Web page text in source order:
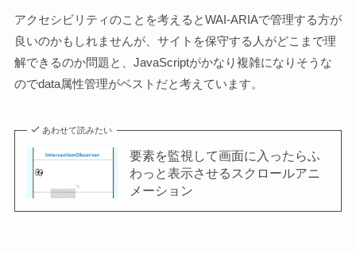
アクセシビリティのことを考えるとWAI-ARIAで管理する方が
良いのかもしれませんが、サイトを保守する人がどこまで理
解できるのか問題と、JavaScriptがかなり複雑になりそうな
のでdata属性管理がベストだと考えています。
あわせて読みたい
要素を監視して画面に入ったらふ
わっと表示させるスクロールアニ
メーション